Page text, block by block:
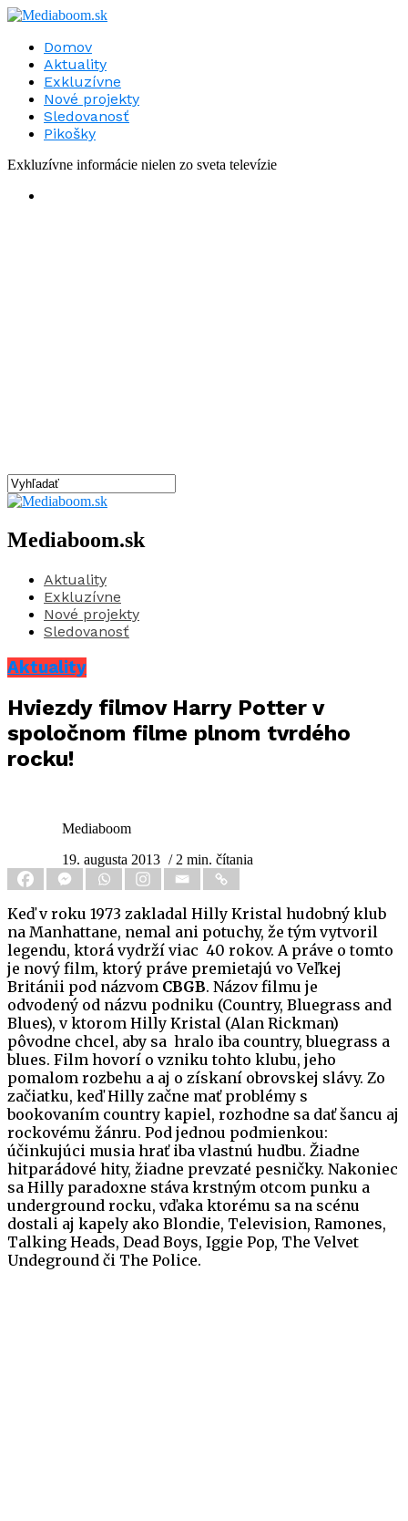
Domov
Aktuality
Exkluzívne
Nové projekty
Sledovanosť
Pikošky
Exkluzívne informácie nielen zo sveta televízie
Mediaboom.sk
Aktuality
Exkluzívne
Nové projekty
Sledovanosť
Aktuality
Hviezdy filmov Harry Potter v
spoločnom filme plnom tvrdého
rocku!
Mediaboom
19. augusta 2013 / 2 min. čítania
Keď v roku 1973 zakladal Hilly Kristal hudobný klub
na Manhattane, nemal ani potuchy, že tým vytvoril
legendu, ktorá vydrží viac 40 rokov. A práve o tomto
je nový film, ktorý práve premietajú vo Veľkej
Británii pod názvom CBGB. Názov filmu je
odvodený od názvu podniku (Country, Bluegrass and
Blues), v ktorom Hilly Kristal (Alan Rickman)
pôvodne chcel, aby sa hralo iba country, bluegrass a
blues. Film hovorí o vzniku tohto klubu, jeho
pomalom rozbehu a aj o získaní obrovskej slávy. Zo
začiatku, keď Hilly začne mať problémy s
bookovaním country kapiel, rozhodne sa dať šancu aj
rockovému žánru. Pod jednou podmienkou:
účinkujúci musia hrať iba vlastnú hudbu. Žiadne
hitparádové hity, žiadne prevzaté pesničky. Nakoniec
sa Hilly paradoxne stáva krstným otcom punku a
underground rocku, vďaka ktorému sa na scénu
dostali aj kapely ako Blondie, Television, Ramones,
Talking Heads, Dead Boys, Iggie Pop, The Velvet
Undeground či The Police.